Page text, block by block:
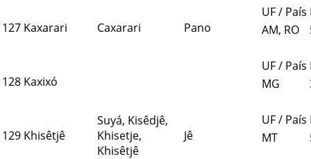
127 Kaxarari Caxarari Pano
UF / País
AM, RO
128 Kaxixó
UF / País
MG
129 Khisêtjê
Suyá, Kisêdjê,
Khisetje,
Khisêtjê
Jê
UF / País
MT